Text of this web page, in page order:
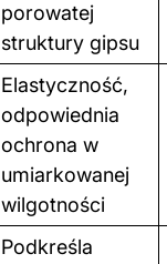
porowatej
struktury gipsu
Elastyczność,
odpowiednia
ochrona w
umiarkowanej
wilgotności
Podkreśla